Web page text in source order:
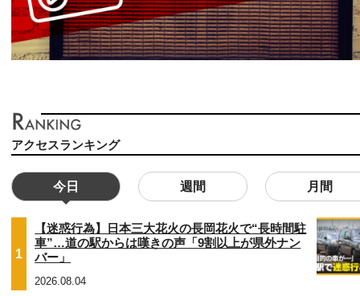
アクセスランキング
今日 週間 月間
1
【迷惑行為】日本三大花火の長岡花火で“長時間駐
車”…道の駅からは嘆きの声「9割以上が県外ナン
バー」
2026.08.04